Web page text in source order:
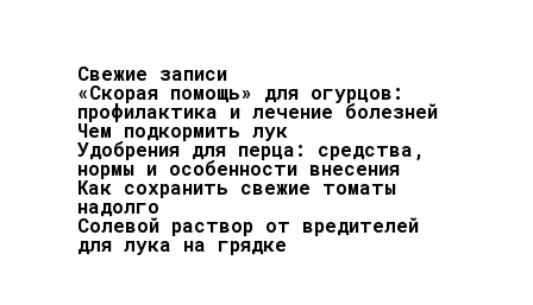
Свежие записи
«Скорая помощь» для огурцов:
профилактика и лечение болезней
Чем подкормить лук
Удобрения для перца: средства,
нормы и особенности внесения
Как сохранить свежие томаты
надолго
Солевой раствор от вредителей
для лука на грядке